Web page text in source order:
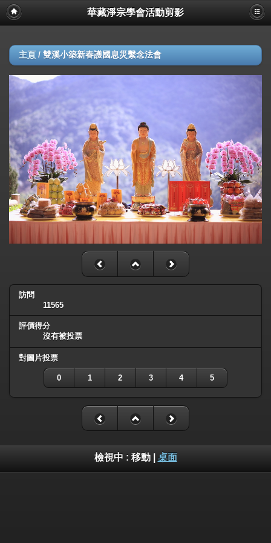
華藏淨宗學會活動剪影
主頁 / 雙溪小築新春護國息災繫念法會
訪問
11565
評價得分
沒有被投票
對圖片投票
0 1 2 3 4 5
檢視中 : 移動| 桌面